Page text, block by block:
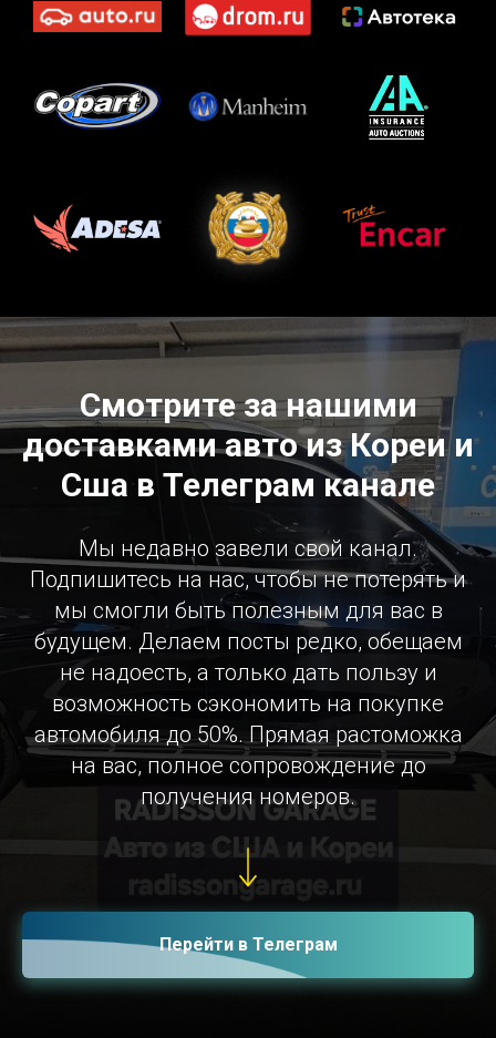
Смотрите за нашими
доставками авто из Кореи и
Сша в Телеграм канале
Мы недавно завели свой канал.
Подпишитесь на нас, чтобы не потерять и
мы смогли быть полезным для вас в
будущем. Делаем посты редко, обещаем
не надоесть, а только дать пользу и
возможность сэкономить на покупке
автомобиля до 50%. Прямая растоможка
на вас, полное сопровождение до
получения номеров.
Перейти в Телеграм